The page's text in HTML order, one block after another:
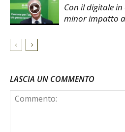
Con il digitale
minor impatto
LASCIA UN COMMENTO